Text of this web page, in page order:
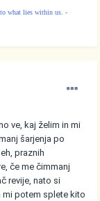
to what lies within us. -
ve, kaj želim in mi
šarjenja po
praznih
če me čimmanj
revije, nato si
mi potem splete kito